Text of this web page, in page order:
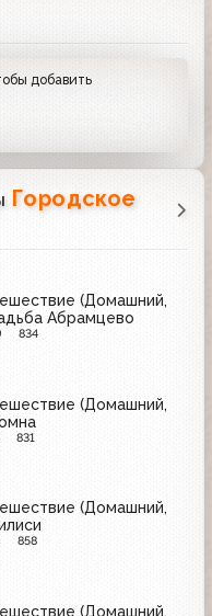
добавить
Городское
(Домашний,
Абрамцево
834
(Домашний,
831
(Домашний,
858
(Домашний,